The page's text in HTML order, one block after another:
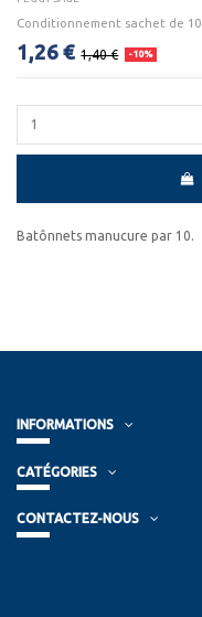
Conditionnement sachet de 10
1,26 € 1,40 € -10%
Batônnets manucure par 10.
INFORMATIONS
CATÉGORIES
CONTACTEZ-NOUS